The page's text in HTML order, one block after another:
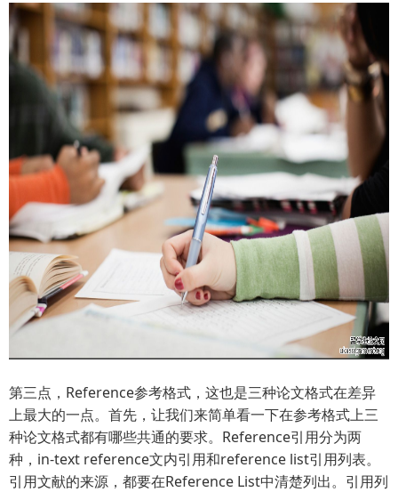
第三点，Reference参考格式，这也是三种论文格式在差异
上最大的一点。首先，让我们来简单看一下在参考格式上三
种论文格式都有哪些共通的要求。Reference引用分为两
种，in-text reference文内引用和reference list引用列表。
引用文献的来源，都要在Reference List中清楚列出。引用列